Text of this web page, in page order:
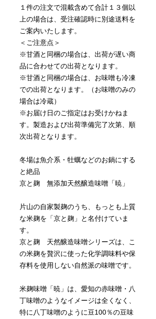
１件の注文で混載含めて合計１３個以
上の場合は、受注確認時に別途送料を
ご案内いたします。
＜ご注意点＞
※甘酒と同梱の場合は、出荷が遅い商
品に合わせての出荷となります。
※甘酒と同梱の場合は、お味噌も冷凍
での出荷となります。（お味噌のみの
場合は冷蔵）
※お届け日のご指定はお受けかねま
す。製造および出荷準備完了次第、順
次出荷となります。
冬場は魚介系・牡蠣などのお鍋にする
と絶品
京と麹 無添加天然醸造味噌「暁」
片山の自家製麹のうち、もっとも上質
な米麹を「京と麹」と名付けていま
す。
京と麹 天然醸造味噌シリーズは、こ
の米麹を贅沢に使った化学調味料や保
存料を使用しない自然派の味噌です。
米麹味噌「暁」は、愛知の赤味噌・八
丁味噌のようなイメージは全くなく、
特に八丁味噌のように豆100％の豆味